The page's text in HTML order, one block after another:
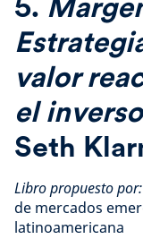
valor
el
Seth
Libro propuesto por:
de mercados
latinoamericana